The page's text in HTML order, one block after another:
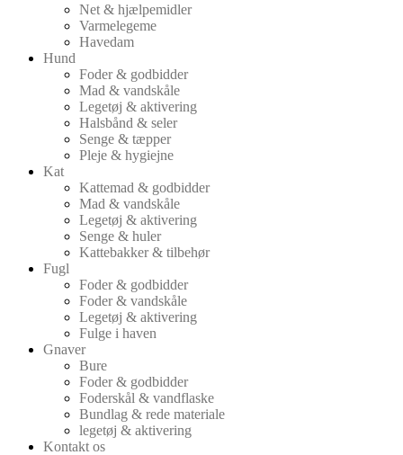
Net & hjælpemidler
Varmelegeme
Havedam
Hund
Foder & godbidder
Mad & vandskåle
Legetøj & aktivering
Halsbånd & seler
Senge & tæpper
Pleje & hygiejne
Kat
Kattemad & godbidder
Mad & vandskåle
Legetøj & aktivering
Senge & huler
Kattebakker & tilbehør
Fugl
Foder & godbidder
Foder & vandskåle
Legetøj & aktivering
Fulge i haven
Gnaver
Bure
Foder & godbidder
Foderskål & vandflaske
Bundlag & rede materiale
legetøj & aktivering
Kontakt os